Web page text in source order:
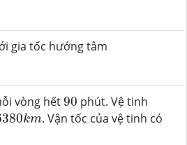
gia tốc hướng tâm
vòng hết90
90 phút. Vệ tinh
km
km. Vận tốc của vệ tinh có